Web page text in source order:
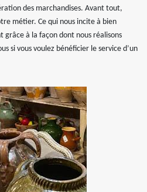
des marchandises. Avant tout,
métier. Ce qui nous incite à bien
à la façon dont nous réalisons
si vous voulez bénéficier le service d’un